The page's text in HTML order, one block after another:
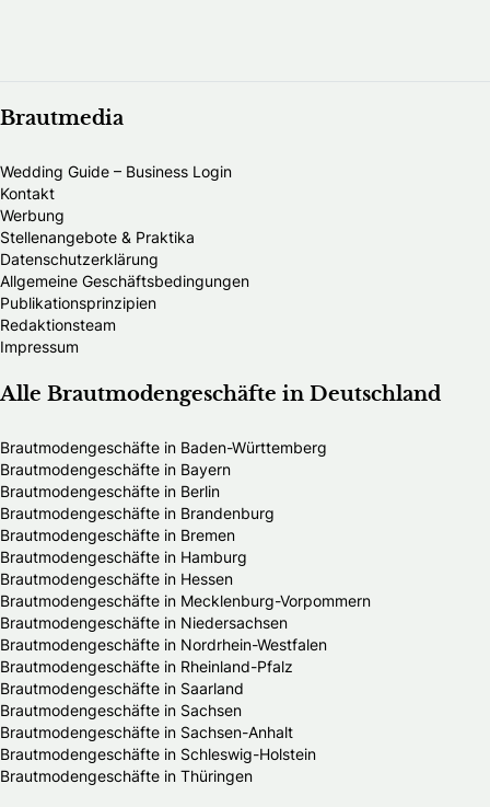
Brautmedia
Wedding Guide – Business Login
Kontakt
Werbung
Stellenangebote & Praktika
Datenschutzerklärung
Allgemeine Geschäftsbedingungen
Publikationsprinzipien
Redaktionsteam
Impressum
Alle Brautmodengeschäfte in Deutschland
Brautmodengeschäfte in Baden-Württemberg
Brautmodengeschäfte in Bayern
Brautmodengeschäfte in Berlin
Brautmodengeschäfte in Brandenburg
Brautmodengeschäfte in Bremen
Brautmodengeschäfte in Hamburg
Brautmodengeschäfte in Hessen
Brautmodengeschäfte in Mecklenburg-Vorpommern
Brautmodengeschäfte in Niedersachsen
Brautmodengeschäfte in Nordrhein-Westfalen
Brautmodengeschäfte in Rheinland-Pfalz
Brautmodengeschäfte in Saarland
Brautmodengeschäfte in Sachsen
Brautmodengeschäfte in Sachsen-Anhalt
Brautmodengeschäfte in Schleswig-Holstein
Brautmodengeschäfte in Thüringen